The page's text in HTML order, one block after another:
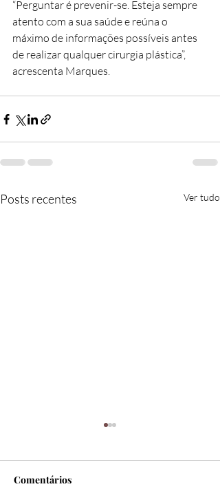
“Perguntar é prevenir-se. Esteja sempre
atento com a sua saúde e reúna o
máximo de informações possíveis antes
de realizar qualquer cirurgia plástica”,
acrescenta Marques.
Posts recentes Ver tudo
Comentários